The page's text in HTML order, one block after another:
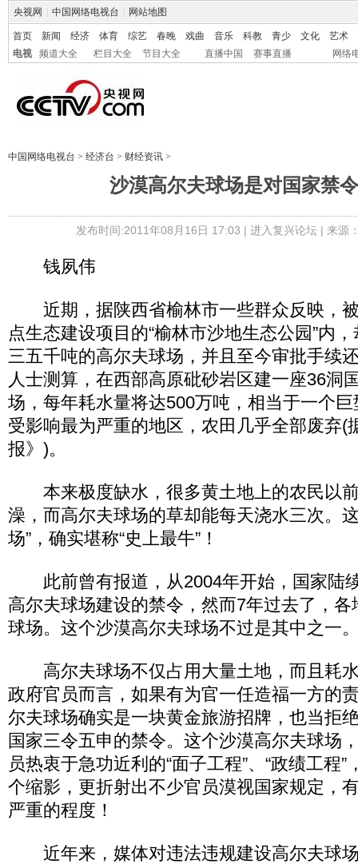
央视网 中国网络电视台 网站地图
首页 新闻 经济 体育 综艺 春晚 戏曲 音乐 科教 青少 文化
艺术
电视
频道大全 栏目大全 节目大全 直播中国 赛事直播 网络
中国网络电视台 > 经济台 > 财经资讯 >
沙漠高尔夫球场是对国家禁
发布时间:2011年08月16日 17:03 | 进入复兴论坛| 来源
钱夙伟
近期，据陕西省榆林市一些群众反映，
点生态建设项目的“榆林市沙地生态公园”内，
三五千吨的高尔夫球场，并且至今审批手续
人士测算，在西部高原砒砂岩区建一座36洞
场，每年耗水量将达500万吨，相当于一个巨
受影响最为严重的地区，农田几乎全部废弃(
报》)。
本来极度缺水，很多黄土地上的农民以
澡，而高尔夫球场的草却能每天浇水三次。
场”，确实堪称“史上最牛”！
此前曾有报道，从2004年开始，国家陆
高尔夫球场建设的禁令，然而7年过去了，
球场。这个沙漠高尔夫球场不过是其中之一
高尔夫球场不仅占用大量土地，而且耗
政府官员而言，如果有为官一任造福一方的
尔夫球场确实是一块黄金旅游招牌，也当拒
国家三令五申的禁令。这个沙漠高尔夫球场
员热衷于急功近利的“面子工程”、“政绩工程
个缩影，更折射出不少官员漠视国家规定，
严重的程度！
近年来，媒体对违法违规建设高尔夫球